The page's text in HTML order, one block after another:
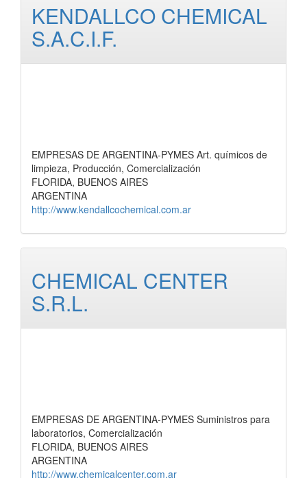
KENDALLCO CHEMICAL
S.A.C.I.F.
EMPRESAS DE ARGENTINA-PYMES Art. químicos de
limpieza, Producción, Comercialización
FLORIDA, BUENOS AIRES
ARGENTINA
http://www.kendallcochemical.com.ar
CHEMICAL CENTER
S.R.L.
EMPRESAS DE ARGENTINA-PYMES Suministros para
laboratorios, Comercialización
FLORIDA, BUENOS AIRES
ARGENTINA
http://www.chemicalcenter.com.ar